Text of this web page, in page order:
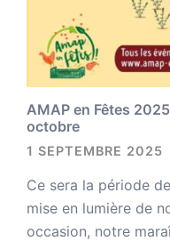
AMAP en Fêtes
octobre
1 SEPTEMBRE 2025
Ce sera la période
mise en lumière de
occasion, notre